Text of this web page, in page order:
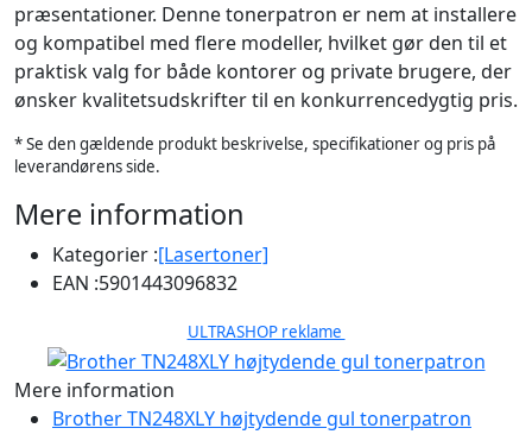
præsentationer. Denne tonerpatron er nem at installere
og kompatibel med flere modeller, hvilket gør den til et
praktisk valg for både kontorer og private brugere, der
ønsker kvalitetsudskrifter til en konkurrencedygtig pris.
* Se den gældende produkt beskrivelse, specifikationer og pris på
leverandørens side.
Mere information
Kategorier :[Lasertoner]
EAN :5901443096832
ULTRASHOP reklame
Mere information
Brother TN248XLY højtydende gul tonerpatron